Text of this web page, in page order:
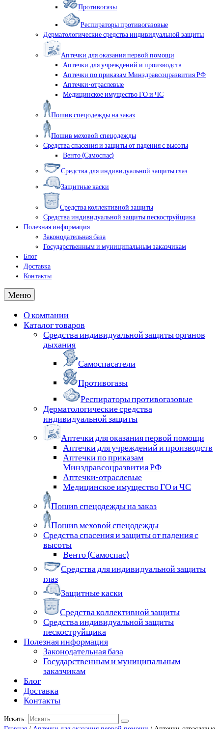
Противогазы
Респираторы противогазовые
Дерматологические средства индивидуальной защиты
Аптечки для оказания первой помощи
Аптечки для учреждений и производств
Аптечки по приказам Минздравсоцразвития РФ
Аптечки-отраслевые
Медицинское имущество ГО и ЧС
Пошив спецодежды на заказ
Пошив меховой спецодежды
Средства спасения и защиты от падения с высоты
Венто (Самоспас)
Средства для индивидуальной защиты глаз
Защитные каски
Средства коллективной защиты
Средства индивидуальной защиты пескоструйщика
Полезная информация
Законодательная база
Государственным и муниципальным заказчикам
Блог
Доставка
Контакты
Меню
О компании
Каталог товаров
Средства индивидуальной защиты органов
дыхания
Самоспасатели
Противогазы
Респираторы противогазовые
Дерматологические средства
индивидуальной защиты
Аптечки для оказания первой помощи
Аптечки для учреждений и производств
Аптечки по приказам
Минздравсоцразвития РФ
Аптечки-отраслевые
Медицинское имущество ГО и ЧС
Пошив спецодежды на заказ
Пошив меховой спецодежды
Средства спасения и защиты от падения с
высоты
Венто (Самоспас)
Средства для индивидуальной защиты
глаз
Защитные каски
Средства коллективной защиты
Средства индивидуальной защиты
пескоструйщика
Полезная информация
Законодательная база
Государственным и муниципальным
заказчикам
Блог
Доставка
Контакты
Искать: